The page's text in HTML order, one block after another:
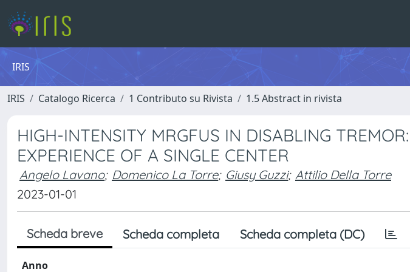
IRIS
IRIS Catalogo Ricerca 1 Contributo su Rivista 1.5 Abstract in rivista
HIGH-INTENSITY MRGFUS IN DISABLING
EXPERIENCE OF A SINGLE CENTER
Angelo Lavano; Domenico La Torre; Giusy Guzzi; Attilio Della Torre
2023-01-01
Scheda breve Scheda completa Scheda completa (DC)
Anno